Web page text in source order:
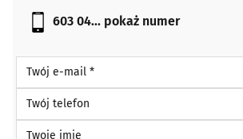
603 04... pokaż numer
Twój e-mail *
Twój telefon
Twoje imię